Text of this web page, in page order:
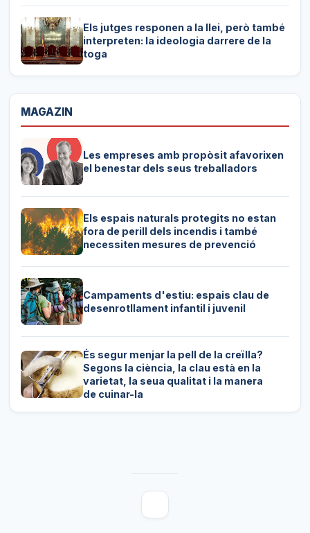
Els jutges responen a la llei, però també
interpreten: la ideologia darrere de la
toga
MAGAZIN
Les empreses amb propòsit afavorixen
el benestar dels seus treballadors
Els espais naturals protegits no estan
fora de perill dels incendis i també
necessiten mesures de prevenció
Campaments d'estiu: espais clau de
desenrotllament infantil i juvenil
És segur menjar la pell de la creïlla?
Segons la ciència, la clau està en la
varietat, la seua qualitat i la manera
de cuinar-la